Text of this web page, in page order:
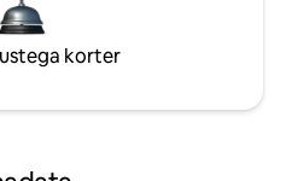
korter